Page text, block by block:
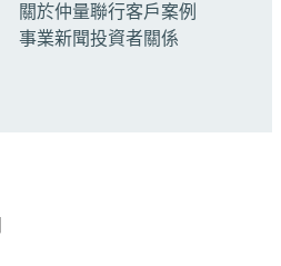
關於仲量聯行客戶案例
事業新聞投資者關係